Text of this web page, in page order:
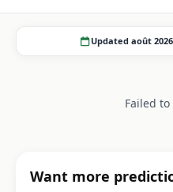
Updated août 2026
Failed to
Want more